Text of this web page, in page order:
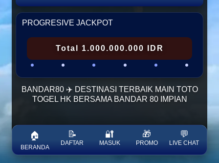
PROGRESIVE JACKPOT
Total 1.000.000.000 IDR
BANDAR80 ✈️ DESTINASI TERBAIK MAIN TOTO
TOGEL HK BERSAMA BANDAR 80 IMPIAN
🏠
BERANDA
📝
DAFTAR
🔐
MASUK
🎁
PROMO
💬
LIVE CHAT